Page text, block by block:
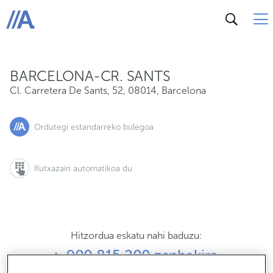
ABANCA
BARCELONA-CR. SANTS
Cl. Carretera De Sants, 52, 08014, Barcelona
Ordutegi estandarreko bulegoa
Kutxazain automatikoa du
Hitzordua eskatu nahi baduzu:
900 815 200 zenbakira
Cl. Carretera De Sants, 52, 08014, Barcelona